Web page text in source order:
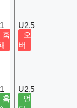
홈
U2.5
오
버
홈
U2.5
언